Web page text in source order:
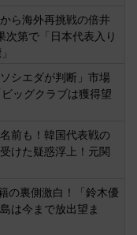
ら海外再挑戦の倍井
第で「日本代表入り
シエダが判断」市場
ッグクラブは獲得望
前も！韓国代表戦の
けた疑惑浮上！元関
の裏側激白！「鈴木優
は今まで放出望ま